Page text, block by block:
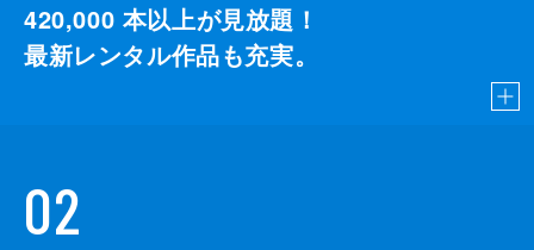
420,000 本以上が見放題！
最新レンタル作品も充実。
02